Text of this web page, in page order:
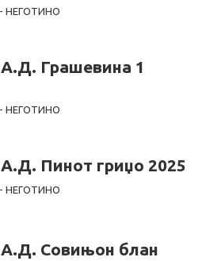
НЕГОТИНО
Грашевина 1
НЕГОТИНО
Пинот гриџо 2025
НЕГОТИНО
Совињон блан